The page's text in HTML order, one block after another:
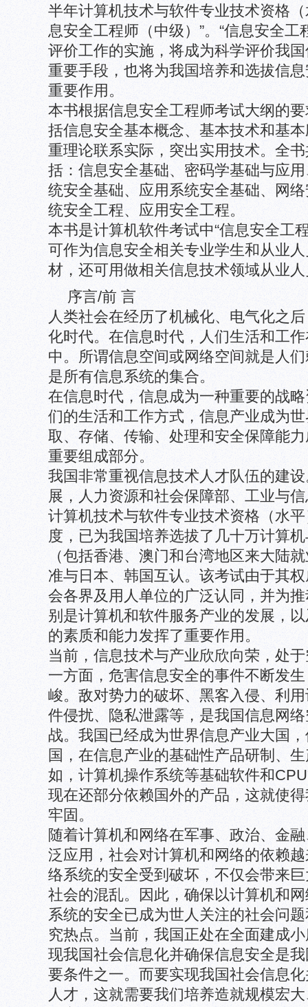
半年计算机技术与软件专业技术资格
息安全工程师（中级）”。“信息安全工
评价工作的实施，将成为科学评价我
重要手段，也将为我国培养和选拔信
重要作用。
本书根据信息安全工程师考试大纲的
括信息安全基本概念、基本技术和基
重理论联系实际，突出实用技术。全
括：信息安全基础、密码学基础与应
统安全基础、应用系统安全基础、网
统安全工程、应用安全工程。
本书是计算机软件考试中“信息安全工
可作为信息安全相关专业学生和从业
材，还可用做相关信息技术领域从业
序言/前 言
人类社会在经历了机械化、电气化之
化时代。在信息时代，人们生活和工
中。所谓信息空间或网络空间就是人
是所有信息系统的集合。
在信息时代，信息成为一种重要的战
们的生活和工作方式，信息产业成为
取、存储、传输、处理和安全保障能
重要组成部分。
我国非常重视信息技术人才队伍的建
展，人力资源和社会保障部、工业与
计算机技术与软件专业技术资格（水
度，已为我国培养选拔了几十万计算
（包括香港、澳门和台湾地区来大陆
准与日本、韩国互认。该考试由于其
会各界及用人单位的广泛认同，并为
别是计算机和软件服务产业的发展，
的素质和能力发挥了重要作用。
当前，信息技术与产业欣欣向荣，处
一方面，危害信息安全的事件不断发
峻。敌对势力的破坏、黑客入侵、利
件侵扰、隐私泄露等，是我国信息网
战。我国已经成为世界信息产业大国
国，在信息产业的基础性产品研制、
如，计算机操作系统等基础软件和
现在还部分依赖国外的产品，这就使
牢固。
随着计算机和网络在军事、政治、金
泛应用，社会对计算机和网络的依赖
络系统的安全受到破坏，不仅会带来
社会的混乱。因此，确保以计算机和
系统的安全已成为世人关注的社会问
究热点。当前，我国正处在全面建成
现我国社会信息化并确保信息安全是
要条件之一。而要实现我国社会信息
人才，这就需要我们培养造就规模宏